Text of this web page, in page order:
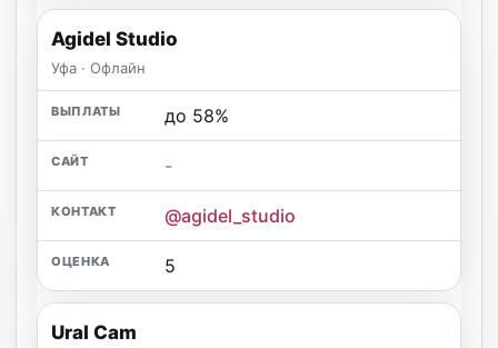
Agidel Studio
Уфа · Офлайн
до 58%
-
@agidel_studio
5
Ural Cam